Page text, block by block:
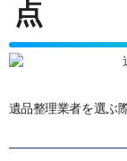
点
遺品整理業者を選ぶ